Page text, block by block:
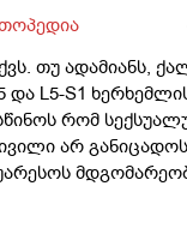
თუ ადამიანს,
და L5-S1
რომ
არ